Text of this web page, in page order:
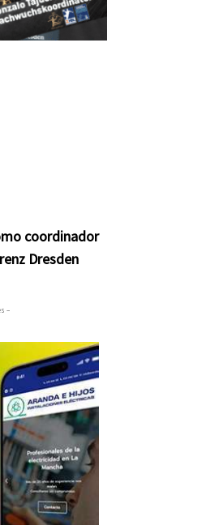
coordinador
Dresden
–